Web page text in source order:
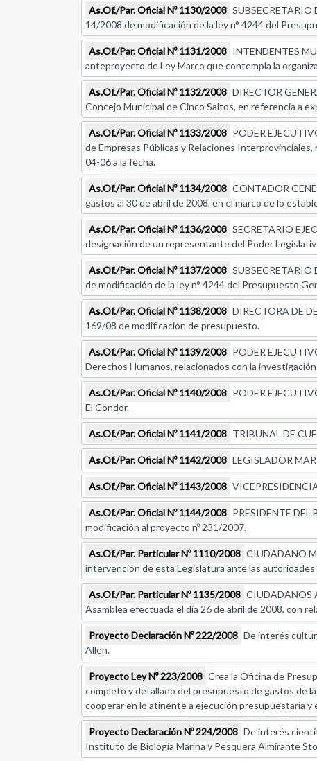
As.Of./Par. Oficial Nº 1130/2008 SUBSECRETARIO
14/2008 de modificación de la ley n° 4244 del
As.Of./Par. Oficial Nº 1131/2008 INTENDENTES
anteproyecto de Ley Marco que contempla la
As.Of./Par. Oficial Nº 1132/2008 DIRECTOR
Concejo Municipal de Cinco Saltos, en referencia a
As.Of./Par. Oficial Nº 1133/2008 PODER
de Empresas Públicas y Relaciones
04-06 a la fecha.
As.Of./Par. Oficial Nº 1134/2008 CONTADOR
gastos al 30 de abril de 2008, en el marco de lo
As.Of./Par. Oficial Nº 1136/2008 SECRETARIO
designación de un representante del Poder
As.Of./Par. Oficial Nº 1137/2008 SUBSECRETARIO
de modificación de la ley n° 4244 del Presupuesto
As.Of./Par. Oficial Nº 1138/2008 DIRECTORA DE
169/08 de modificación de presupuesto.
As.Of./Par. Oficial Nº 1139/2008 PODER
Derechos Humanos, relacionados con la
As.Of./Par. Oficial Nº 1140/2008 PODER
El Cóndor.
As.Of./Par. Oficial Nº 1141/2008 TRIBUNAL DE
As.Of./Par. Oficial Nº 1142/2008 LEGISLADOR
As.Of./Par. Oficial Nº 1143/2008
As.Of./Par. Oficial Nº 1144/2008 PRESIDENTE
modificación al proyecto nº 231/2007.
As.Of./Par. Particular Nº 1110/2008 CIUDADANO
intervención de esta Legislatura ante las
As.Of./Par. Particular Nº 1135/2008 CIUDADANOS
Asamblea efectuada el día 26 de abril de 2008, con
Proyecto Declaración Nº 222/2008 De interés
Allen.
Proyecto Ley Nº 223/2008 Crea la Oficina de
completo y detallado del presupuesto de gastos de
cooperar en lo atinente a ejecución presupuestaria y
Proyecto Declaración Nº 224/2008 De interés
Instituto de Biología Marina y Pesquera Almirante